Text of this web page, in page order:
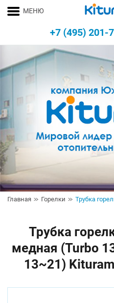
Главная Горелки Трубка
Трубка
медная (Turbo
13~21)
МЕНЮ
+7 (495) 201-